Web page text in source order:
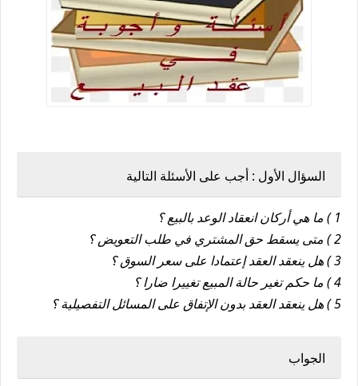
السؤال الأول : أجب على الأسئلة التالية
1 ) ما هي أركان انعقاد الوعد بالبيع ؟
2 ) متى يسقط حق المشتري في طلب التعويض ؟
3 ) هل ينعقد العقد إعتمادا على سعر السوق ؟
4 ) ما حكم تغير حالة المبيع تغييرا ضارا ؟
5 ) هل ينعقد العقد بدون الإتفاق على المسائل التفصيلية ؟
الجواب